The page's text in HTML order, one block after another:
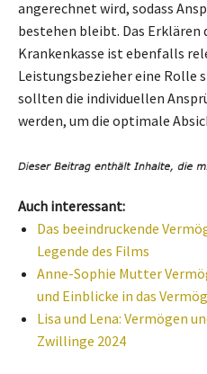
angerechnet wird, sodass
bestehen bleibt. Das
Krankenkasse ist ebenfalls
Leistungsbezieher eine Rolle
sollten die individuellen
werden, um die optimale
Auch interessant:
Das beeindruckende
Legende des Films
Anne-Sophie Mutter
und Einblicke in das
Lisa und Lena: Vermögen
Zwillinge 2024